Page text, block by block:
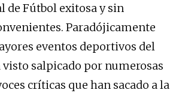
de Fútbol exitosa y sin
Paradójicamente
eventos deportivos del
visto salpicado por numerosas
críticas que han sacado a la